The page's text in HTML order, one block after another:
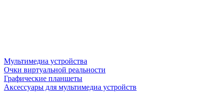
Мультимедиа устройства
Очки виртуальной реальности
Графические планшеты
Аксессуары для мультимедиа устройств